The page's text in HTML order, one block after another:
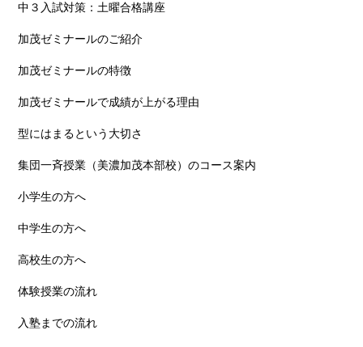
中３入試対策：土曜合格講座
加茂ゼミナールのご紹介
加茂ゼミナールの特徴
加茂ゼミナールで成績が上がる理由
型にはまるという大切さ
集団一斉授業（美濃加茂本部校）のコース案内
小学生の方へ
中学生の方へ
高校生の方へ
体験授業の流れ
入塾までの流れ